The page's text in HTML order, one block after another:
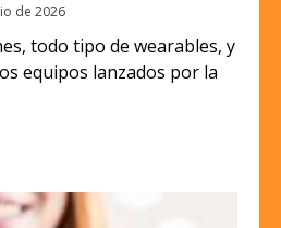
de 2026
todo tipo de wearables, y
equipos lanzados por la